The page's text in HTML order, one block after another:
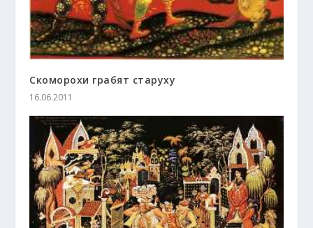
Скоморохи грабят старуху
16.06.2011